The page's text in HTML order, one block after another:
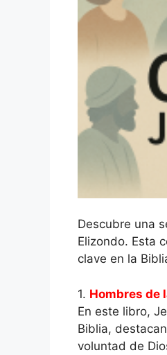
Descubre una
Elizondo. Esta
clave en la
1. Hombres de
En este libro,
Biblia,
voluntad de